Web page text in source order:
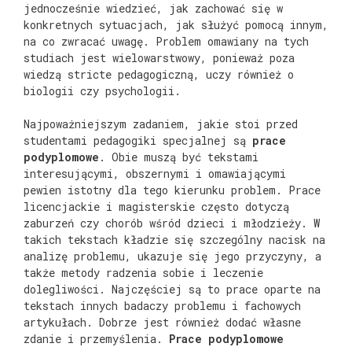
jednocześnie wiedzieć, jak zachować się w
konkretnych sytuacjach, jak służyć pomocą innym,
na co zwracać uwagę. Problem omawiany na tych
studiach jest wielowarstwowy, ponieważ poza
wiedzą stricte pedagogiczną, uczy również o
biologii czy psychologii.
Najpoważniejszym zadaniem, jakie stoi przed
studentami pedagogiki specjalnej są prace
podyplomowe . Obie muszą być tekstami
interesującymi, obszernymi i omawiającymi
pewien istotny dla tego kierunku problem. Prace
licencjackie i magisterskie często dotyczą
zaburzeń czy chorób wśród dzieci i młodzieży. W
takich tekstach kładzie się szczególny nacisk na
analizę problemu, ukazuje się jego przyczyny, a
także metody radzenia sobie i leczenie
dolegliwości. Najczęściej są to prace oparte na
tekstach innych badaczy problemu i fachowych
artykułach. Dobrze jest również dodać własne
zdanie i przemyślenia. Prace podyplomowe